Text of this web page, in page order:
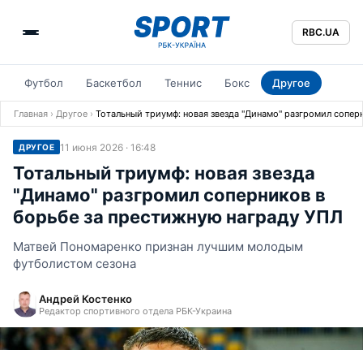
RBC.UA
Футбол Баскетбол Теннис Бокс Другое
Главная › Другое › Тотальный триумф: новая звезда "Динамо" разгромил
ДРУГОЕ 11 июня 2026 · 16:48
Тотальный триумф: новая звезда
"Динамо" разгромил соперников в
борьбе за престижную награду УПЛ
Матвей Пономаренко признан лучшим молодым
футболистом сезона
Андрей Костенко
Редактор спортивного отдела РБК-Украина